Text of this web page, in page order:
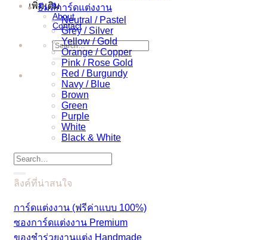
เพิ่มเติม
About
Contact
Search
for:
ธีมสีการ์ดแต่งงาน
Neutral / Pastel
Grey / Silver
Yellow / Gold
Orange / Copper
Pink / Rose Gold
Red / Burgundy
Navy / Blue
Brown
Green
Purple
White
Black & White
Search
for:
ลิงค์ที่น่าสนใจ
การ์ดแต่งงาน (ฟรีค่าแบบ 100%)
ซองการ์ดแต่งงาน Premium
ของชำร่วยงานแต่ง Handmade